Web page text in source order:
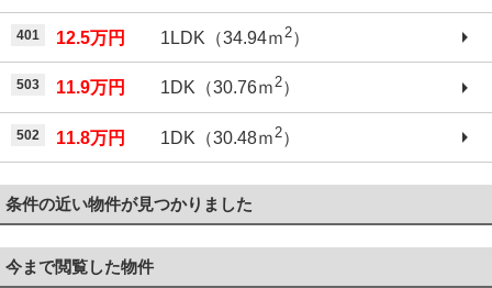
401 12.5万円 1LDK（34.94ｍ2）
503 11.9万円 1DK（30.76ｍ2）
502 11.8万円 1DK（30.48ｍ 2）
条件の近い物件が見つかりました
今まで閲覧した物件